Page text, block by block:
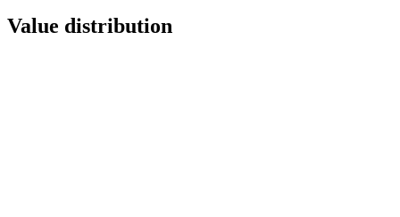
Value distribution